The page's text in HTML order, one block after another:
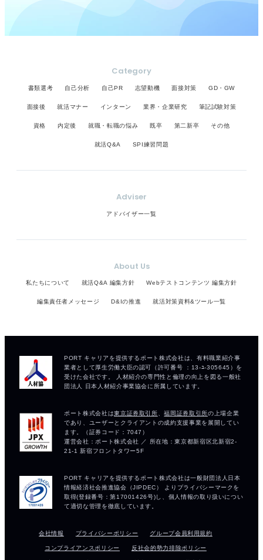
Category
書類選考 自己分析 自己PR 志望動機 面接対策 GD・GW
面接後 就活マナー インターン 業界・企業研究 筆記試験対策
資格 内定後 就職・転職の悩み 既卒 第二新卒 その他
就活Q&A SPI練習問題
Adviser
アドバイザー一覧
About Us
私たちについて 就活Q&A 編集方針 Webテストコンテンツ 編集方針
編集責任者メッセージ D&Iの推進 就活対策資料&ツール一覧
会社情報 プライバシーポリシー グループ会員利用規約
コンプライアンスポリシー 反社会的勢力排除ポリシー